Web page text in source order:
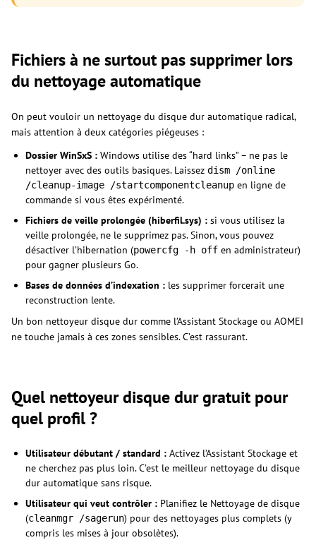
Fichiers à ne surtout pas supprimer lors
du nettoyage automatique
On peut vouloir un nettoyage du disque dur automatique radical,
mais attention à deux catégories piégeuses :
Dossier WinSxS : Windows utilise des “hard links” – ne pas le
nettoyer avec des outils basiques. Laissez dism /online
/cleanup-image /startcomponentcleanup en ligne de
commande si vous êtes expérimenté.
Fichiers de veille prolongée (hiberfil.sys) : si vous utilisez la
veille prolongée, ne le supprimez pas. Sinon, vous pouvez
désactiver l’hibernation (powercfg -h off en administrateur)
pour gagner plusieurs Go.
Bases de données d’indexation : les supprimer forcerait une
reconstruction lente.
Un bon nettoyeur disque dur comme l’Assistant Stockage ou AOMEI
ne touche jamais à ces zones sensibles. C’est rassurant.
Quel nettoyeur disque dur gratuit pour
quel profil ?
Utilisateur débutant / standard : Activez l’Assistant Stockage et
ne cherchez pas plus loin. C’est le meilleur nettoyage du disque
dur automatique sans risque.
Utilisateur qui veut contrôler : Planifiez le Nettoyage de disque
(cleanmgr /sagerun) pour des nettoyages plus complets (y
compris les mises à jour obsolètes).